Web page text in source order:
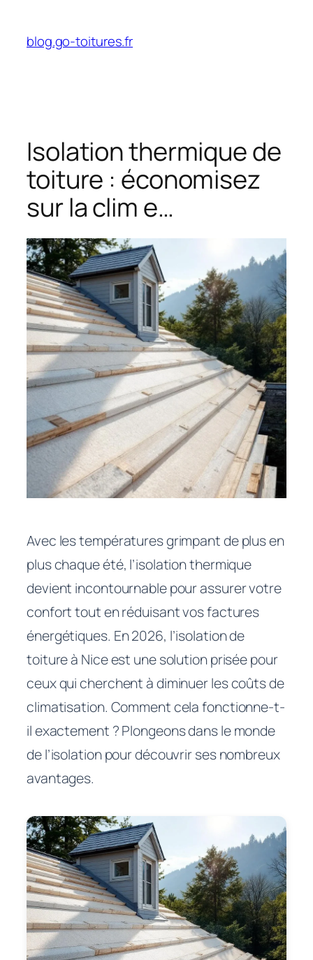
contenu
blog.go-toitures.fr
Isolation thermique de
toiture : économisez
sur la clim e…
Avec les températures grimpant de plus en
plus chaque été, l’isolation thermique
devient incontournable pour assurer votre
confort tout en réduisant vos factures
énergétiques. En 2026, l’isolation de
toiture à Nice est une solution prisée pour
ceux qui cherchent à diminuer les coûts de
climatisation. Comment cela fonctionne-t-
il exactement ? Plongeons dans le monde
de l’isolation pour découvrir ses nombreux
avantages.